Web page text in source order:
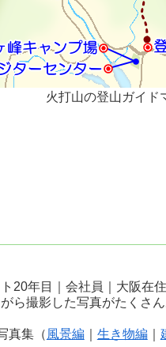
火打山の登山ガイド
20年目｜会社員｜大阪在住
ら撮影した写真がたくさ
真集（風景編｜ 生き物編｜